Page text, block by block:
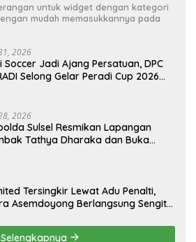
untuk widget dengan kategori
mudah memasukkannya pada
2026
Soccer Jadi Ajang Persatuan, DPC
Selong Gelar Peradi Cup 2026
2026
Sulsel Resmikan Lapangan
Tathya Dharaka dan Buka
Tersingkir Lewat Adu Penalti,
Asemdoyong Berlangsung Sengit
Selengkapnya